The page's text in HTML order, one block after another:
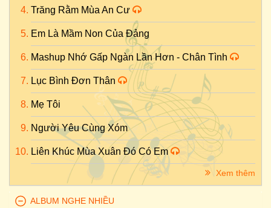
Trăng Rằm Mùa An Cư
Em Là Mầm Non Của Đảng
Mashup Nhớ Gấp Ngàn Lần Hơn - Chân Tình
Lục Bình Đơn Thân
Mẹ Tôi
Người Yêu Cùng Xóm
Liên Khúc Mùa Xuân Đó Có Em
Xem thêm
ALBUM NGHE NHIỀU